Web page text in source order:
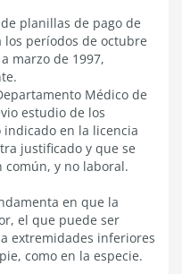
planillas de pago de
períodos de octubre
marzo de 1997,
Médico de
estudio de los
indicado en la licencia
justificado y que se
y no laboral.
en que la
el que puede ser
extremidades inferiores
como en la especie.